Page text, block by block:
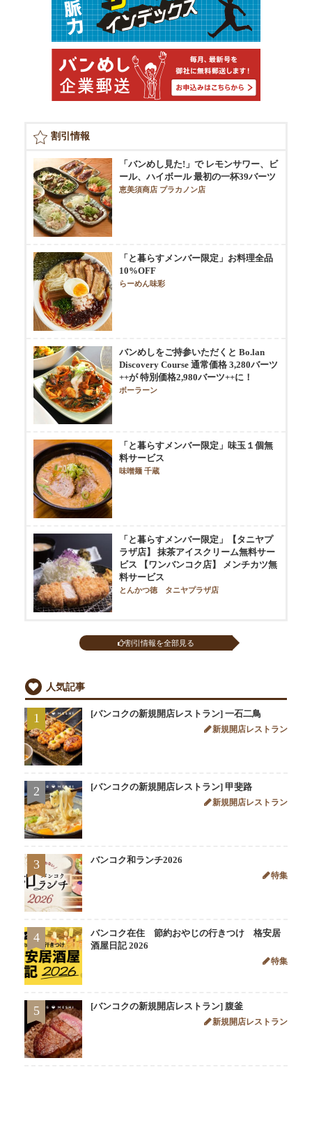
割引情報
「バンめし見た!」で レモンサワー、ビ
ール、ハイボール 最初の一杯39バーツ
恵美須商店 プラカノン店
「と暮らすメンバー限定」お料理全品
10%OFF
らーめん味彩
バンめしをご持参いただくと Bo.lan
Discovery Course 通常価格 3,280バーツ
++が 特別価格2,980バーツ++に！
ボーラーン
「と暮らすメンバー限定」味玉１個無
料サービス
味噌麺 千蔵
「と暮らすメンバー限定」【タニヤプ
ラザ店】 抹茶アイスクリーム無料サー
ビス 【ワンバンコク店】 メンチカツ無
料サービス
とんかつ徳 タニヤプラザ店
割引情報を全部見る
人気記事
1 [バンコクの新規開店レストラン] 一石二鳥
新規開店レストラン
2 [バンコクの新規開店レストラン] 甲斐路
新規開店レストラン
3 バンコク和ランチ2026
特集
4
バンコク在住 節約おやじの行きつけ 格安居
酒屋日記 2026
特集
5 [バンコクの新規開店レストラン] 腹釜
新規開店レストラン